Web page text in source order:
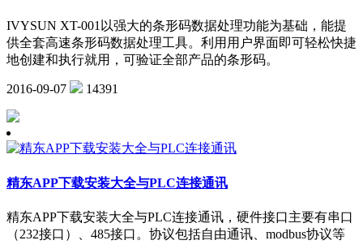
IVYSUN XT-001以强大的条形码数据处理功能为基础，能提
供全套高速条形码数据处理工具。利用用户界面即可轻松快捷
地创建和执行就用，可验证全部产品的条形码。
2016-09-07 14391
精东APP下载安装大全与PLC连接通讯
精东APP下载安装大全与PLC连接通讯，硬件接口主要有串口
（232接口）、485接口。协议包括自由通讯、modbus协议等